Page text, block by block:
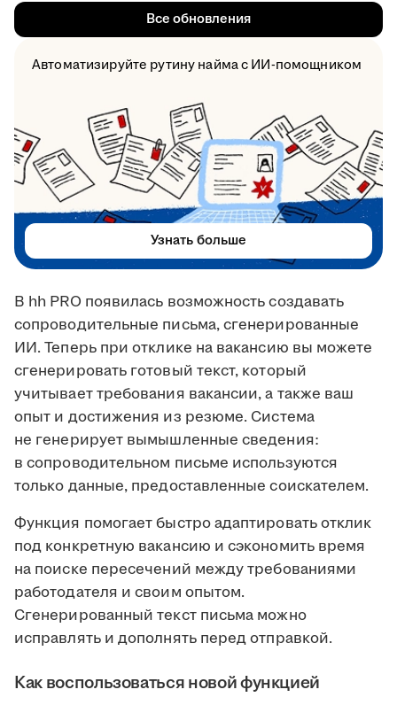
В hh PRO появилась возможность создавать
сопроводительные письма, сгенерированные
ИИ. Теперь при отклике на вакансию вы можете
сгенерировать готовый текст, который
учитывает требования вакансии, а также ваш
опыт и достижения из резюме. Система
не генерирует вымышленные сведения:
в сопроводительном письме используются
только данные, предоставленные соискателем.
Функция помогает быстро адаптировать отклик
под конкретную вакансию и сэкономить время
на поиске пересечений между требованиями
работодателя и своим опытом.
Сгенерированный текст письма можно
исправлять и дополнять перед отправкой.
Как воспользоваться новой функцией
Все обновления
Автоматизируйте рутину найма с ИИ-помощником
Узнать больше